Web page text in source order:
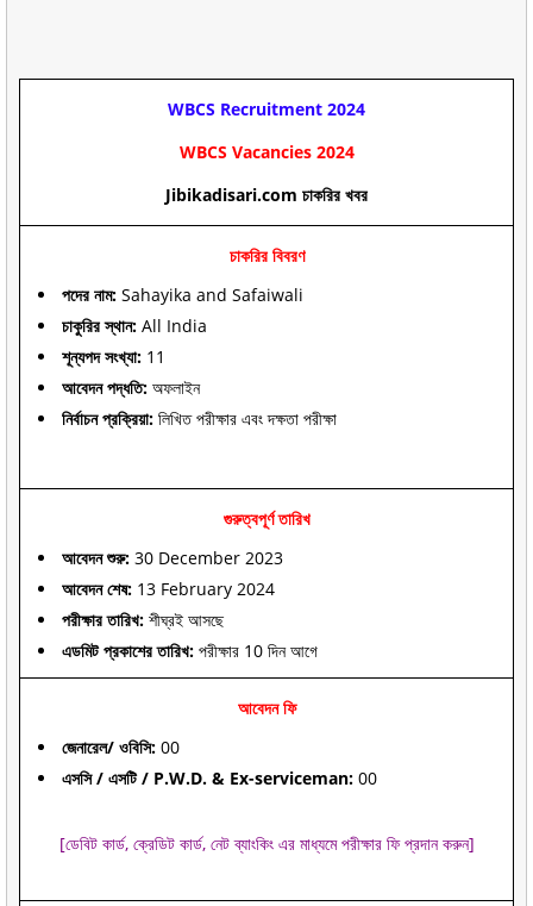
WBCS Recruitment 2024
WBCS Vacancies2024
Jibikadisari.com চাকরির খবর
চাকরির বিবরণ
পদের নাম: Sahayika and Safaiwali
চাকুরির স্থান: All India
শূন্যপদ সংখ্যা: 11
আবেদন পদ্ধতি: অফলাইন
নির্বাচন প্রক্রিয়া: লিখিত পরীক্ষার এবং দক্ষতা পরীক্ষা
গুরুত্বপূর্ণ তারিখ
আবেদন শুরু: 30 December 2023
আবেদন শেষ: 13 February 2024
পরীক্ষার তারিখ: শীঘ্রই আসছে
এডমিট প্রকাশের তারিখ: পরীক্ষার 10 দিন আগে
আবেদন ফি
জেনারেল/ ওবিসি: 00
এসসি / এসটি / P.W.D. & Ex-serviceman: 00
[ডেবিট কার্ড, ক্রেডিট কার্ড, নেট ব্যাংকিং এর মাধ্যমে পরীক্ষার ফি প্রদান করুন]